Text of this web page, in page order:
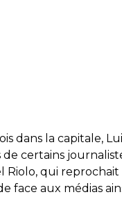
dans la capitale,
certains
Riolo, qui reprochait
face aux médias